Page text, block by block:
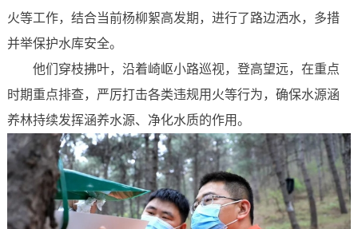
火等工作，结合当前杨柳絮高发期，进行了路边洒水，多措
并举保护水库安全。
他们穿枝拂叶，沿着崎岖小路巡视，登高望远，在重点
时期重点排查，严厉打击各类违规用火等行为，确保水源涵
养林持续发挥涵养水源、净化水质的作用。